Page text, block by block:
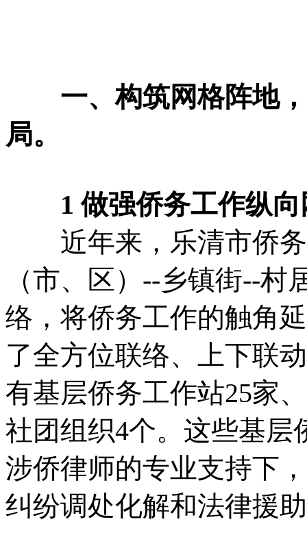
一、构筑网格阵地，
局。
1 做强侨务工作纵
近年来，乐清市侨务
（市、区）--乡镇街--
络，将侨务工作的触角
了全方位联络、上下联
有基层侨务工作站25家
社团组织4个。这些基层
涉侨律师的专业支持下
纠纷调处化解和法律援